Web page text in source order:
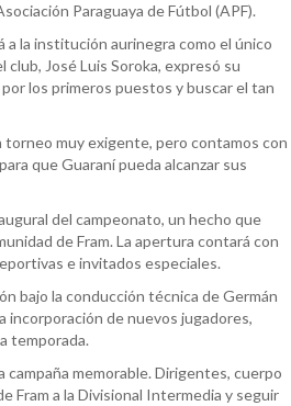
Paraguaya de Fútbol (APF).
a la institución aurinegra como el único
José Luis Soroka, expresó su
los primeros puestos y buscar el tan
torneo muy exigente, pero contamos con
que Guaraní pueda alcanzar sus
del campeonato, un hecho que
de Fram. La apertura contará con
e invitados especiales.
bajo la conducción técnica de Germán
de nuevos jugadores,
temporada.
memorable. Dirigentes, cuerpo
Fram a la Divisional Intermedia y seguir